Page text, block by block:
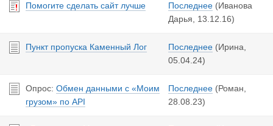
Помогите сделать сайт лучше Последнее (Иванова
Дарья, 13.12.16)
Пункт пропуска Каменный Лог Последнее (Ирина,
05.04.24)
Опрос: Обмен данными с «Моим
грузом» по API
Последнее (Роман,
28.08.23)